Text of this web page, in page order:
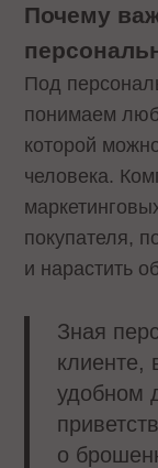
Почему
Под
понимаем
которой
человека.
покупателя,
и нарастить
Зная
клиенте,
удобном
о